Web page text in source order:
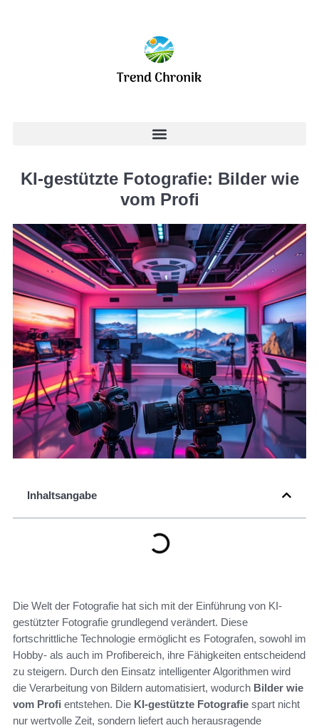
KI-gestützte Fotografie: Bilder wie
vom Profi
Inhaltsangabe
Die Welt der Fotografie hat sich mit der Einführung von KI-
gestützter Fotografie grundlegend verändert. Diese
fortschrittliche Technologie ermöglicht es Fotografen, sowohl im
Hobby- als auch im Profibereich, ihre Fähigkeiten entscheidend
zu steigern. Durch den Einsatz intelligenter Algorithmen wird
die Verarbeitung von Bildern automatisiert, wodurch Bilder wie
vom Profi entstehen. Die KI-gestützte Fotografie spart nicht
nur wertvolle Zeit, sondern liefert auch herausragende